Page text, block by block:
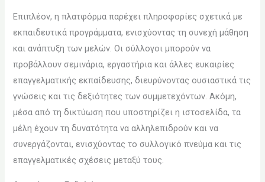
Επιπλέον, η πλατφόρμα παρέχει πληροφορίες σχετικά με
εκπαιδευτικά προγράμματα, ενισχύοντας τη συνεχή μάθηση
και ανάπτυξη των μελών. Οι σύλλογοι μπορούν να
προβάλλουν σεμινάρια, εργαστήρια και άλλες ευκαιρίες
επαγγελματικής εκπαίδευσης, διευρύνοντας ουσιαστικά τις
γνώσεις και τις δεξιότητες των συμμετεχόντων. Ακόμη,
μέσα από τη δικτύωση που υποστηρίζει η ιστοσελίδα, τα
μέλη έχουν τη δυνατότητα να αλληλεπιδρούν και να
συνεργάζονται, ενισχύοντας το συλλογικό πνεύμα και τις
επαγγελματικές σχέσεις μεταξύ τους.